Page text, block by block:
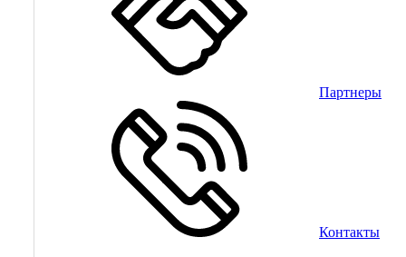
Партнеры
Контакты